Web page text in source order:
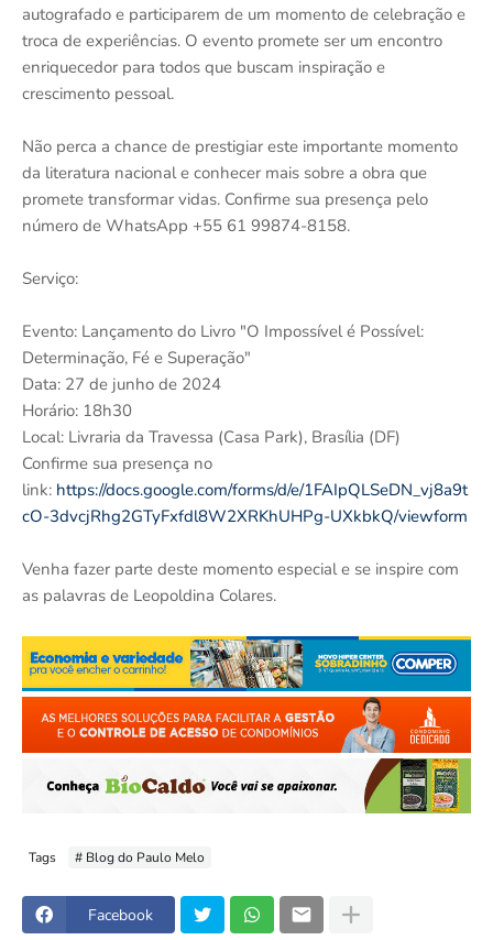
autografado e participarem de um momento de celebração e
troca de experiências. O evento promete ser um encontro
enriquecedor para todos que buscam inspiração e
crescimento pessoal.
Não perca a chance de prestigiar este importante momento
da literatura nacional e conhecer mais sobre a obra que
promete transformar vidas. Confirme sua presença pelo
número de WhatsApp +55 61 99874-8158.
Serviço:
Evento: Lançamento do Livro "O Impossível é Possível:
Determinação, Fé e Superação"
Data: 27 de junho de 2024
Horário: 18h30
Local: Livraria da Travessa (Casa Park), Brasília (DF)
Confirme sua presença no
link: https://docs.google.com/forms/d/e/1FAIpQLSeDN_vj8a9t
cO-3dvcjRhg2GTyFxfdl8W2XRKhUHPg-UXkbkQ/viewform
Venha fazer parte deste momento especial e se inspire com
as palavras de Leopoldina Colares.
Tags # Blog do Paulo Melo
Facebook